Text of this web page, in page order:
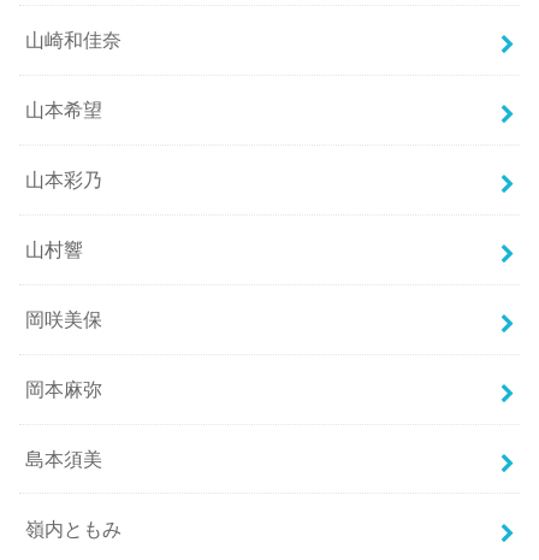
山崎和佳奈
山本希望
山本彩乃
山村響
岡咲美保
岡本麻弥
島本須美
嶺内ともみ